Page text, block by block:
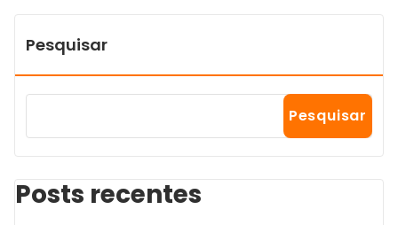
Pesquisar
Pesquisar
Posts recentes